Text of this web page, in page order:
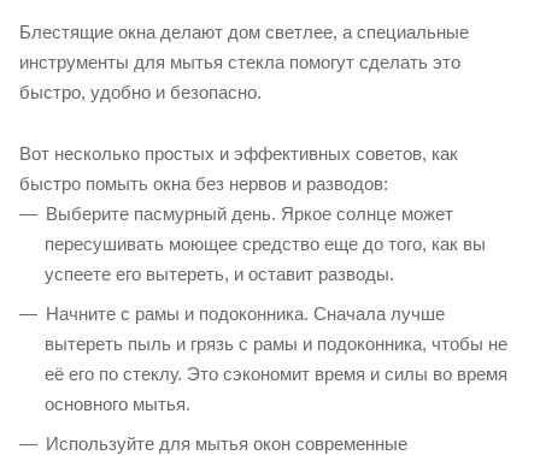
Блестящие окна делают дом светлее, а специальные
инструменты для мытья стекла помогут сделать это
быстро, удобно и безопасно.
Вот несколько простых и эффективных советов, как
быстро помыть окна без нервов и разводов:
Выберите пасмурный день. Яркое солнце может
пересушивать моющее средство еще до того, как вы
успеете его вытереть, и оставит разводы.
Начните с рамы и подоконника. Сначала лучше
вытереть пыль и грязь с рамы и подоконника, чтобы не
её его по стеклу. Это сэкономит время и силы во время
основного мытья.
Используйте для мытья окон современные